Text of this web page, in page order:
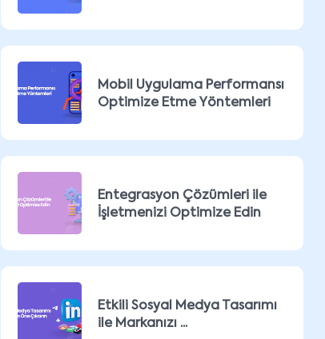
Mobil Uygulama Performansı
Optimize Etme Yöntemleri
Entegrasyon Çözümleri ile
İşletmenizi Optimize Edin
Etkili Sosyal Medya Tasarımı
ile Markanızı ...